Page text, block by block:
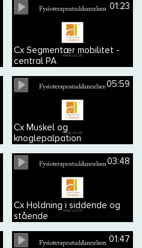
01:23
Cx Segmentær mobilitet -
central PA
05:59
Cx Muskel og
knoglepalpation
03:48
Cx Holdning i siddende og
stående
01:47